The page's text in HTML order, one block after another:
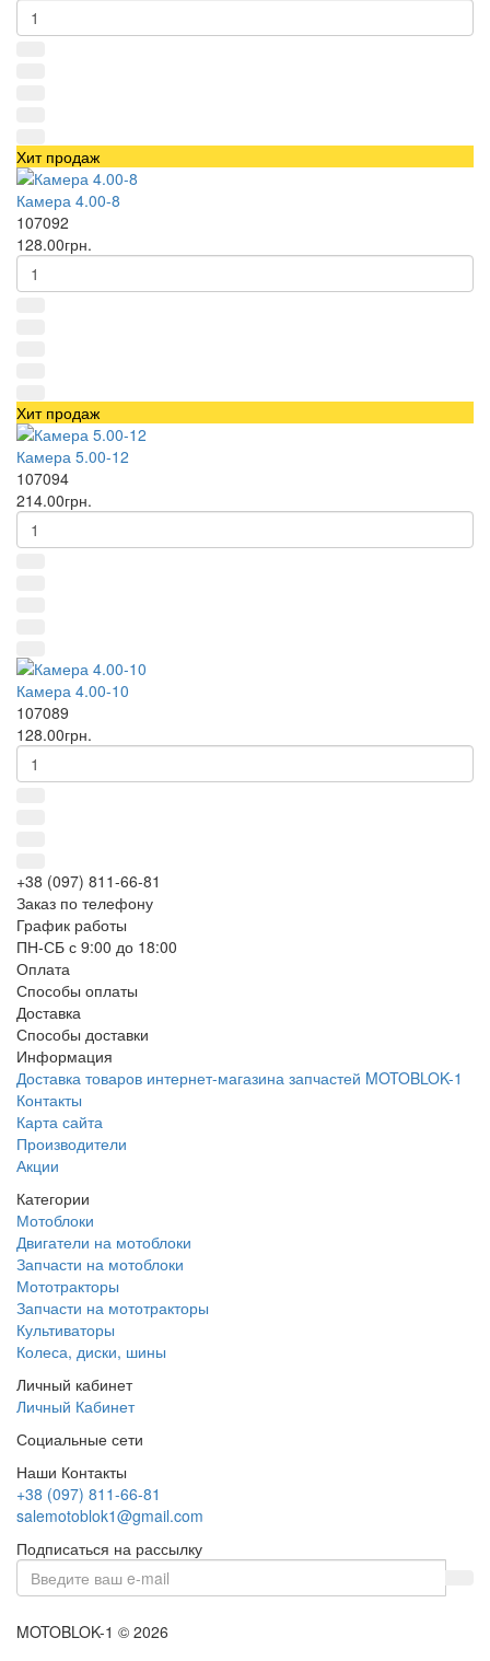
Хит продаж
Камера 4.00-8
107092
128.00грн.
Хит продаж
Камера 5.00-12
107094
214.00грн.
Камера 4.00-10
107089
128.00грн.
+38 (097) 811-66-81
Заказ по телефону
График работы
ПН-СБ с 9:00 до 18:00
Оплата
Способы оплаты
Доставка
Способы доставки
Информация
Доставка товаров интернет-магазина запчастей MOTOBLOK-1
Контакты
Карта сайта
Производители
Акции
Категории
Мотоблоки
Двигатели на мотоблоки
Запчасти на мотоблоки
Мототракторы
Запчасти на мототракторы
Культиваторы
Колеса, диски, шины
Личный кабинет
Личный Кабинет
Социальные сети
Наши Контакты
+38 (097) 811-66-81
salemotoblok1@gmail.com
Подписаться на рассылку
MOTOBLOK-1 © 2026